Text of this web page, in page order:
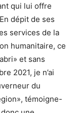
qui lui offre
dépit de ses
services de la
humanitaire, ce
et sans
2021, je n’ai
du
témoigne-